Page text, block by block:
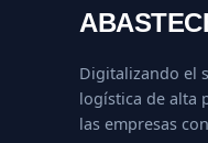
Digitalizando el
logística de alta
las empresas